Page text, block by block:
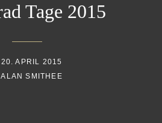
Tage 2015
20. APRIL 2015
ALAN SMITHEE